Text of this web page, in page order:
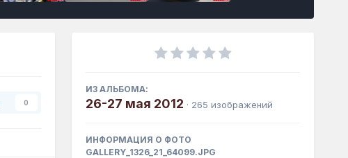
0
ИЗ АЛЬБОМА:
26-27 мая 2012 · 265 изображений
ИНФОРМАЦИЯ О ФОТО
GALLERY_1326_21_64099.JPG